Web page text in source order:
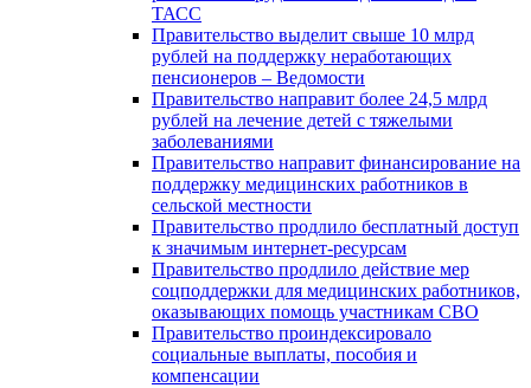
ТАСС
Правительство выделит свыше 10 млрд
рублей на поддержку неработающих
пенсионеров – Ведомости
Правительство направит более 24,5 млрд
рублей на лечение детей с тяжелыми
заболеваниями
Правительство направит финансирование на
поддержку медицинских работников в
сельской местности
Правительство продлило бесплатный доступ
к значимым интернет-ресурсам
Правительство продлило действие мер
соцподдержки для медицинских работников,
оказывающих помощь участникам СВО
Правительство проиндексировало
социальные выплаты, пособия и
компенсации